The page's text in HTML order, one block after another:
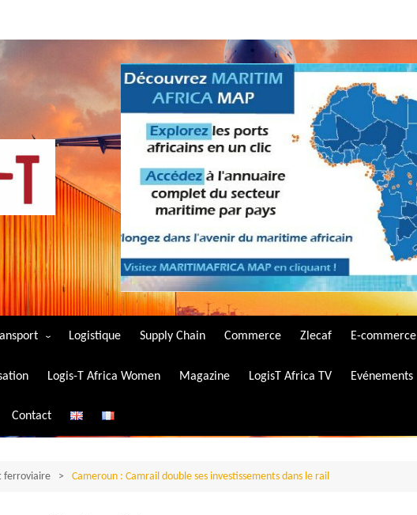
aérien
ferroviaire
routier
Logistique Supply Chain Commerce Zlecaf E-commerce
Logis-T Africa Women Magazine LogisT Africa TV Evénements
Contact
ferroviaire Cameroun : Camrail double ses investissements dans le rail